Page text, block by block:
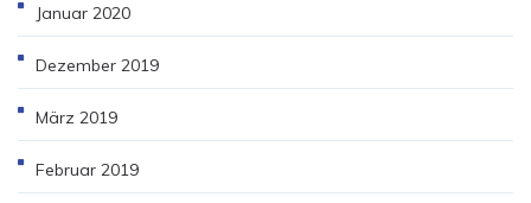
Januar 2020
Dezember 2019
März 2019
Februar 2019